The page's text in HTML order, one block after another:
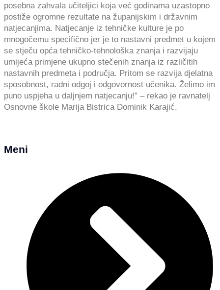
posebna zahvala učiteljici koja već godinama uzastopno
postiže ogromne rezultate na županijskim i državnim
natjecanjima. Natjecanje iz tehničke kulture je po
mnogočemu specifično jer je to nastavni predmet u kojem
se stječu opća tehničko-tehnološka znanja i razvijaju
umijeća primjene ukupno stečenih znanja iz različitih
nastavnih predmeta i područja. Pritom se razvija djelatna
sposobnost, radni odgoj i odgovornost učenika. Želimo im
puno uspjeha u daljnjem natjecanju!” – rekao je ravnatelj
Osnovne škole Marija Bistrica Dominik Karajić.
Meni